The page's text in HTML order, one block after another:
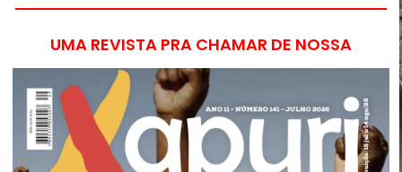
UMA REVISTA PRA CHAMAR DE NOSSA